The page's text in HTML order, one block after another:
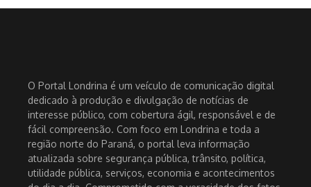
O Portal Londrina é um veículo de comunicação digital
dedicado à produção e divulgação de notícias de
interesse público, com cobertura ágil, responsável e de
fácil compreensão. Com foco em Londrina e toda a
região norte do Paraná, o portal leva informação
atualizada sobre segurança pública, trânsito, política,
utilidade pública, serviços, economia e acontecimentos